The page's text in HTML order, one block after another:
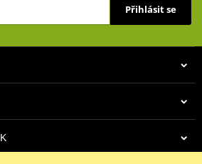
Skladem
pro lepší tepelný komfort
na kloubech prstů
Přihlásit se